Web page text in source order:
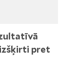
pret